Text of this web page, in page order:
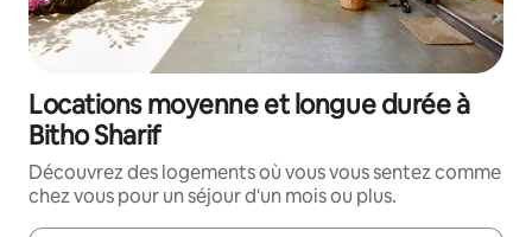
Locations moyenne et longue durée à
Bitho Sharif
Découvrez des logements où vous vous sentez comme
chez vous pour un séjour d'un mois ou plus.